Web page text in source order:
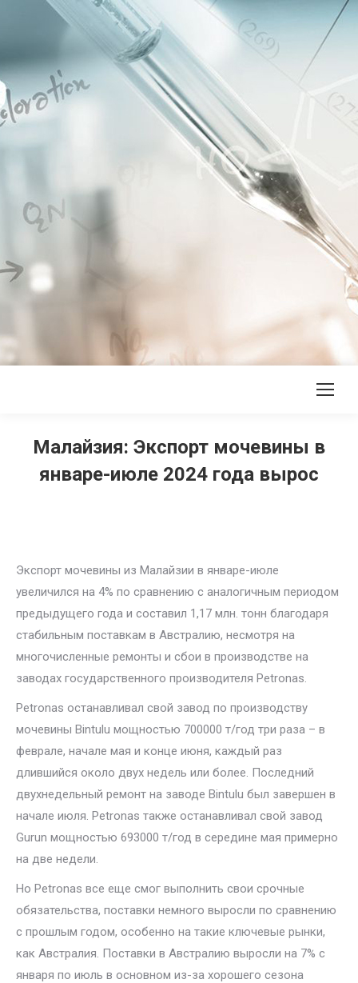
Малайзия: Экспорт мочевины в
январе-июле 2024 года вырос
Экспорт мочевины из Малайзии в январе-июле
увеличился на 4% по сравнению с аналогичным периодом
предыдущего года и составил 1,17 млн. тонн благодаря
стабильным поставкам в Австралию, несмотря на
многочисленные ремонты и сбои в производстве на
заводах государственного производителя Petronas.
Petronas останавливал свой завод по производству
мочевины Bintulu мощностью 700000 т/год три раза – в
феврале, начале мая и конце июня, каждый раз
длившийся около двух недель или более. Последний
двухнедельный ремонт на заводе Bintulu был завершен в
начале июля. Petronas также останавливал свой завод
Gurun мощностью 693000 т/год в середине мая примерно
на две недели.
Но Petronas все еще смог выполнить свои срочные
обязательства, поставки немного выросли по сравнению
с прошлым годом, особенно на такие ключевые рынки,
как Австралия. Поставки в Австралию выросли на 7% с
января по июль в основном из-за хорошего сезона